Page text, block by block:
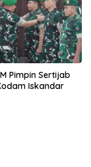
Pimpin Sertijab
Iskandar